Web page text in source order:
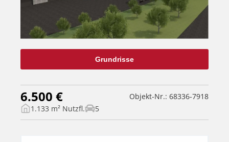
Grundrisse
6.500 €
Objekt-Nr.: 68336-7918
1.133 m² Nutzfl.
5